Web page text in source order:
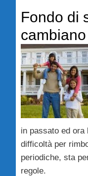
Fondo di
in passato ed ora
difficoltà per
periodiche, sta
regole.